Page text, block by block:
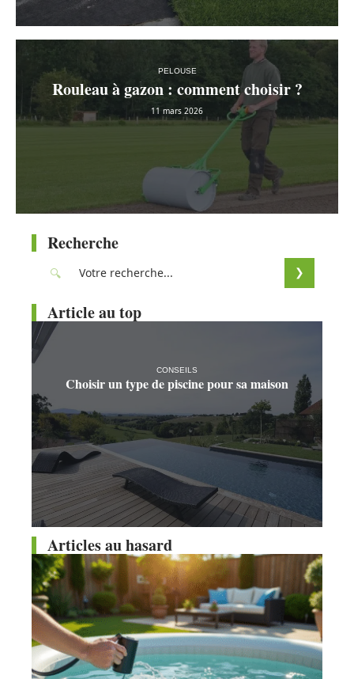
PELOUSE
Rouleau à gazon : comment choisir ?
11 mars 2026
Recherche
Article au top
CONSEILS
Choisir un type de piscine pour sa maison
Articles au hasard